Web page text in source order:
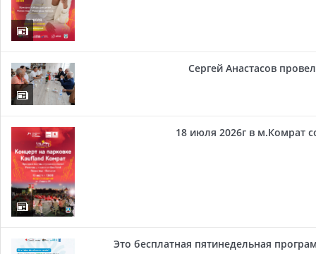
Сергей Анастасов
18 июля 2026г в м.Комрат
Это бесплатная пятинедельная